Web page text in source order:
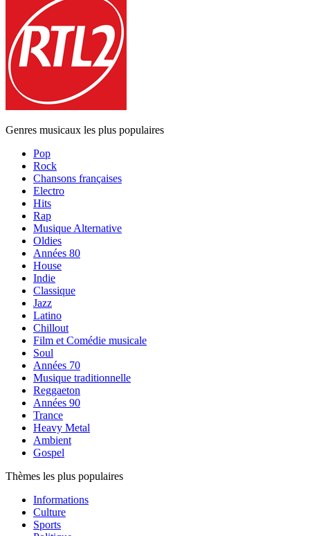
Genres musicaux les plus populaires
Pop
Rock
Chansons françaises
Electro
Hits
Rap
Musique Alternative
Oldies
Années 80
House
Indie
Classique
Jazz
Latino
Chillout
Film et Comédie musicale
Soul
Années 70
Musique traditionnelle
Reggaeton
Années 90
Trance
Heavy Metal
Ambient
Gospel
Thèmes les plus populaires
Informations
Culture
Sports